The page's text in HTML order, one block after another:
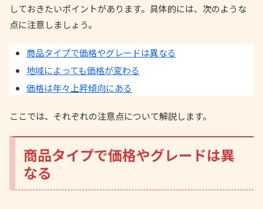
しておきたいポイントがあります。具体的には、次のような
点に注意しましょう。
商品タイプで価格やグレードは異なる
地域によっても価格が変わる
価格は年々上昇傾向にある
ここでは、それぞれの注意点について解説します。
商品タイプで価格やグレードは異
なる